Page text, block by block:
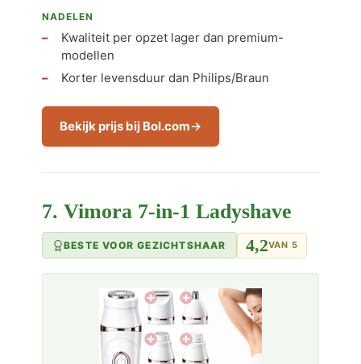
NADELEN
Kwaliteit per opzet lager dan premium-
modellen
Korter levensduur dan Philips/Braun
Bekijk prijs bij Bol.com
7. Vimora 7-in-1 Ladyshave
BESTE VOOR GEZICHTSHAAR 4,2VAN 5